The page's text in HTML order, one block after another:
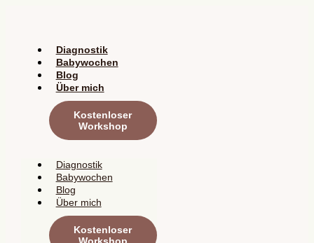
Diagnostik
Babywochen
Blog
Über mich
Kostenloser
Workshop
Diagnostik
Babywochen
Blog
Über mich
Kostenloser